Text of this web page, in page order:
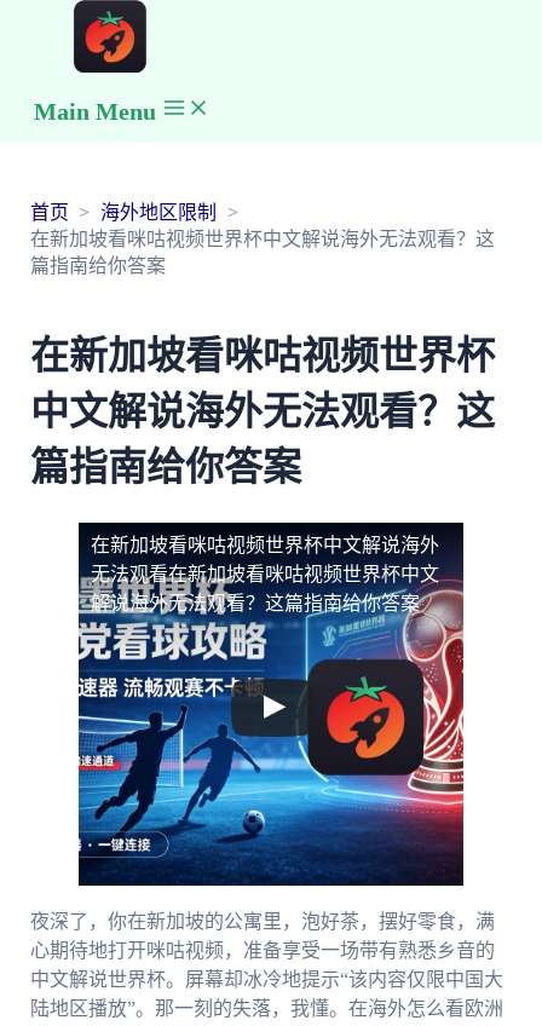
Main Menu
首页
海外地区限制
在新加坡看咪咕视频世界杯中文解说海外无法观看？这
篇指南给你答案
在新加坡看咪咕视频世界杯
中文解说海外无法观看？这
篇指南给你答案
在新加坡看咪咕视频世界杯中文解说海外
无法观看在新加坡看咪咕视频世界杯中文
解说海外无法观看？这篇指南给你答案
夜深了，你在新加坡的公寓里，泡好茶，摆好零食，满
心期待地打开咪咕视频，准备享受一场带有熟悉乡音的
中文解说世界杯。屏幕却冰冷地提示“该内容仅限中国大
陆地区播放”。那一刻的失落，我懂。在海外怎么看欧洲